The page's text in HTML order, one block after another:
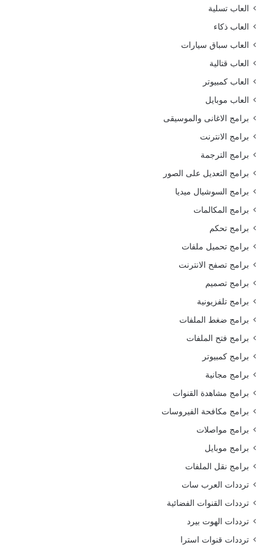
العاب تسلية
العاب ذكاء
العاب سباق سيارات
العاب قتالية
العاب كمبيوتر
العاب موبايل
برامج الاغانى والموسيقى
برامج الانترنت
برامج الترجمة
برامج التعديل على الصور
برامج السوشيال ميديا
برامج المكالمات
برامج تحكم
برامج تحميل ملفات
برامج تصفح الانترنت
برامج تصميم
برامج تلفزيونية
برامج ضغط الملفات
برامج فتح الملفات
برامج كمبيوتر
برامج مجانية
برامج مشاهدة القنوات
برامج مكافحة الفيروسات
برامج مواصلات
برامج موبايل
برامج نقل الملفات
ترددات العرب سات
ترددات القنوات الفضائية
ترددات الهوت بيرد
ترددات قنوات استرا